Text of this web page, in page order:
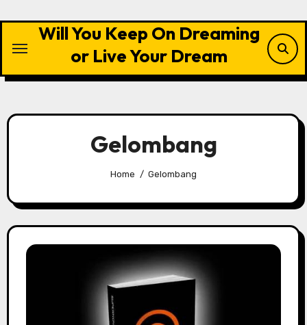
content
Will You Keep On Dreaming
or Live Your Dream
Gelombang
Home Gelombang